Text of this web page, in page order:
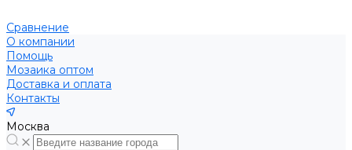
Сравнение
О компании
Помощь
Мозаика оптом
Доставка и оплата
Контакты
Москва